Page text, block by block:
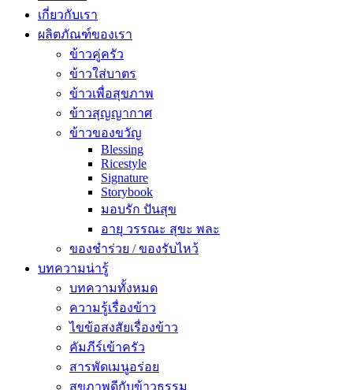
เกี่ยวกับเรา
ผลิตภัณฑ์ของเรา
ข้าวคู่ครัว
ข้าวใส่บาตร
ข้าวเพื่อสุขภาพ
ข้าวสุญญากาศ
ข้าวของขวัญ
Blessing
Ricestyle
Signature
Storybook
มอบรัก ปันสุข
อายุ วรรณะ สุขะ พละ
ของชำร่วย / ของรับไหว้
บทความน่ารู้
บทความทั้งหมด
ความรู้เรื่องข้าว
ไขข้อสงสัยเรื่องข้าว
คัมภีร์เข้าครัว
สารพัดเมนูอร่อย
สุขภาพดีกับข้าวธรรม